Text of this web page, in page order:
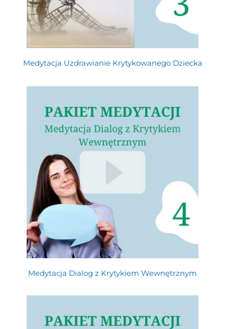
Medytacja Uzdrawianie Krytykowanego Dziecka
Medytacja Dialog z Krytykiem Wewnętrznym